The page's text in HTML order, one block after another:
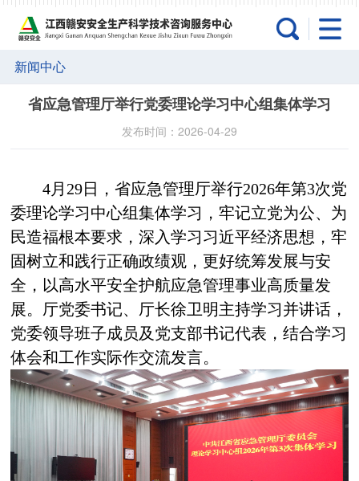
新闻中心
省应急管理厅举行党委理论学习中心组集体学习
发布时间：2026-04-29
4月29日，省应急管理厅举行2026年第3次党
委理论学习中心组集体学习，牢记立党为公、为
民造福根本要求，深入学习习近平经济思想，牢
固树立和践行正确政绩观 ，更好统筹发展与安
全，以高水平安全护航应急管理事业高质量发
展。厅党委书记、厅长徐卫明主持学习并讲话，
党委领导班子成员及党支部书记代表，结合学习
体会和工作实际作交流发言。